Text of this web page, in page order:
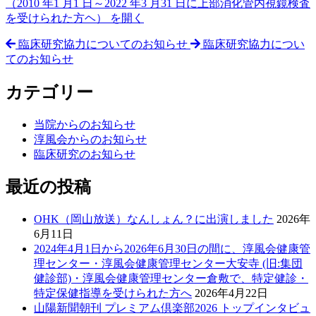
（2010 年1 月1 日～2022 年3 月31 日に上部消化管内視鏡検査
を受けられた方ヘ） を開く
臨床研究協力についてのお知らせ
臨床研究協力につい
てのお知らせ
カテゴリー
当院からのお知らせ
淳風会からのお知らせ
臨床研究のお知らせ
最近の投稿
OHK（岡山放送）なんしょん？に出演しました 2026年
6月11日
2024年4月1日から2026年6月30日の間に、淳風会健康管
理センター・淳風会健康管理センター大安寺 (旧:集団
健診部)・淳風会健康管理センター倉敷で、特定健診・
特定保健指導を受けられた方へ 2026年4月22日
山陽新聞朝刊 プレミアム倶楽部2026 トップインタビュ